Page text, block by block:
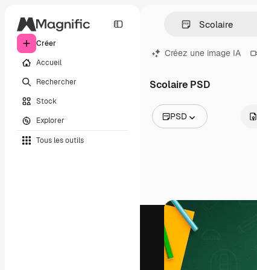
Créer
Accueil
Rechercher
Stock
Explorer
Tous les outils
Créez une image IA
Scolaire PSD
PSD
Vidéos
Clips de vidéo
Graphiques animés
Templates vidéos
Icônes
Modèles 3D
Polices